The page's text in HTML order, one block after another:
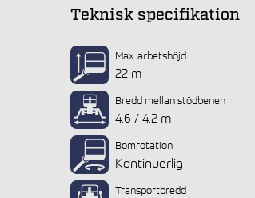
Teknisk specifikation
Max. arbetshöjd
22 m
Bredd mellan stödbenen
4.6 / 4.2 m
Bomrotation
Kontinuerlig
Transportbredd